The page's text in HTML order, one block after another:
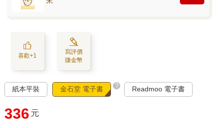
喜歡+1
寫評價
賺金幣
紙本平裝 金石堂 電子書 ? Readmoo 電子書
336 元